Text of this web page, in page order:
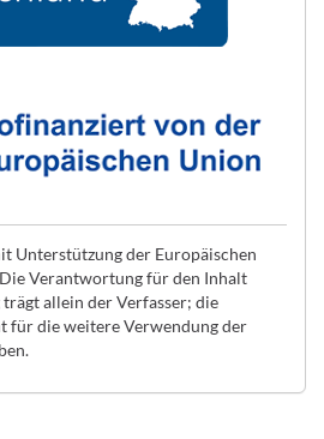
Unterstützung der Europäischen
Verantwortung für den Inhalt
allein der Verfasser; die
für die weitere Verwendung der